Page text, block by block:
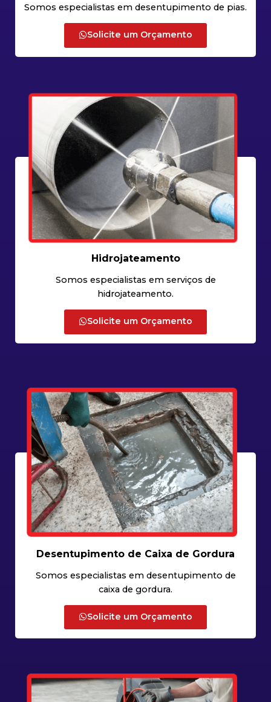
Somos especialistas em desentupimento de pias.
Solicite um Orçamento
Hidrojateamento
Somos especialistas em serviços de
hidrojateamento.
Solicite um Orçamento
Desentupimento de Caixa de Gordura
Somos especialistas em desentupimento de
caixa de gordura.
Solicite um Orçamento